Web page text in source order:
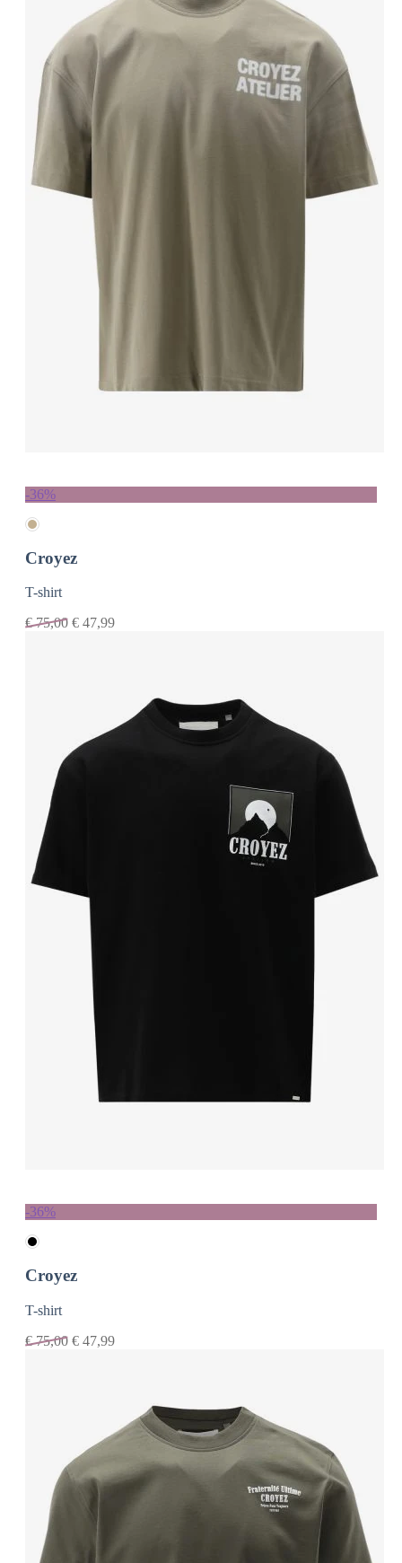
-36%
Croyez
T-shirt
€75,00 € 47,99
-36%
Croyez
T-shirt
€75,00 € 47,99